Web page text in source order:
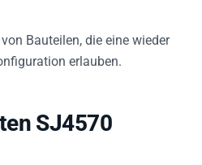
Bauteilen, die eine wieder
erlauben.
SJ4570